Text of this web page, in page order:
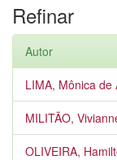
Refinar
Autor
LIMA, Mônica de
MILITÃO,
OLIVEIRA,